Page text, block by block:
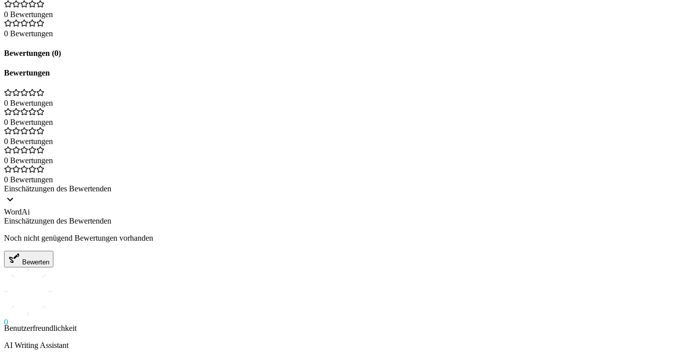
0 Bewertungen
0 Bewertungen
Bewertungen (0)
Bewertungen
0 Bewertungen
0 Bewertungen
0 Bewertungen
0 Bewertungen
0 Bewertungen
Einschätzungen des Bewertenden
WordAi
Einschätzungen des Bewertenden
Noch nicht genügend Bewertungen vorhanden
Bewerten
0
Benutzerfreundlichkeit
AI Writing Assistant